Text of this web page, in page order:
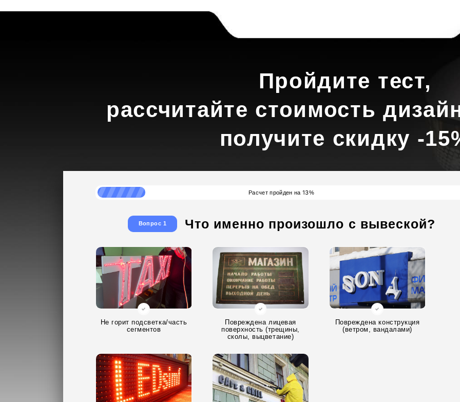
Пройдите тест,
рассчитайте стоимость
получите скидку -
Расчет пройден на13%
Вопрос 1 Что именно произошло с вывеской?
Не горит подсветка/часть
сегментов
Повреждена лицевая
поверхность (трещины,
сколы, выцветание)
Повреждена конструкция
(ветром, вандалами)